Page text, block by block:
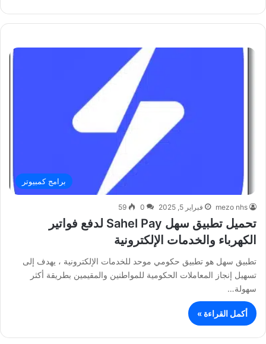
برامج كمبيوتر
mezo nhs فبراير 5, 2025 0
59
تحميل تطبيق سهل Sahel Pay لدفع فواتير
الكهرباء والخدمات الإلكترونية
تطبيق سهل هو تطبيق حكومي موحد للخدمات الإلكترونية ، يهدف إلى
تسهيل إنجاز المعاملات الحكومية للمواطنين والمقيمين بطريقة أكثر
سهولة…
أكمل القراءة »